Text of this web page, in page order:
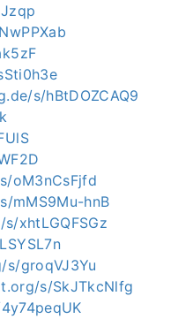
s/hBtDOZCAQ9
oM3nCsFjfd
mMS9Mu-hnB
xhtLGQFSGz
s/groqVJ3Yu
s/SkJTkcNlfg